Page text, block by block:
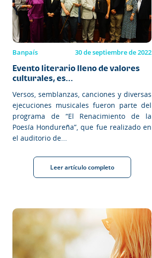
Banpaís 30 de septiembre de 2022
Evento literario lleno de valores
culturales, es...
Versos, semblanzas, canciones y diversas
ejecuciones musicales fueron parte del
programa de “El Renacimiento de la
Poesía Hondureña”, que fue realizado en
el auditorio de...
Leer artículo completo